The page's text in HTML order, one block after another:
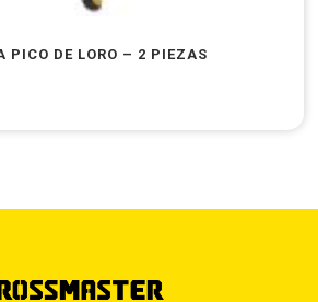
PICO DE LORO – 2 PIEZAS